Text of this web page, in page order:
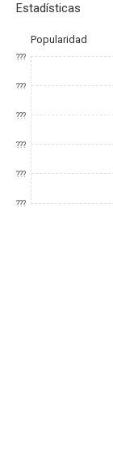
Estadísticas
Popularidad
???
???
???
???
???
???